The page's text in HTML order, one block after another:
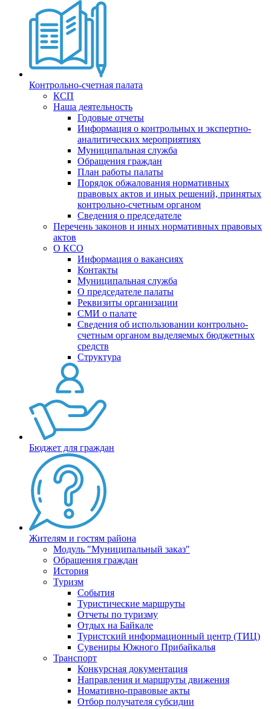
Контрольно-счетная палата
КСП
Наша деятельность
Годовые отчеты
Информация о контрольных и экспертно-
аналитических мероприятиях
Муниципальная служба
Обращения граждан
План работы палаты
Порядок обжалования нормативных
правовых актов и иных решений, принятых
контрольно-счетным органом
Сведения о председателе
Перечень законов и иных нормативных правовых
актов
О КСО
Информация о вакансиях
Контакты
Муниципальная служба
О председателе палаты
Реквизиты организации
СМИ о палате
Сведения об использовании контрольно-
счетным органом выделяемых бюджетных
средств
Структура
Бюджет для граждан
Жителям и гостям района
Модуль "Муниципальный заказ"
Обращения граждан
История
Туризм
События
Туристические маршруты
Отчеты по туризму
Отдых на Байкале
Туристский информационный центр (ТИЦ)
Сувениры Южного Прибайкалья
Транспорт
Конкурсная документация
Направления и маршруты движения
Номативно-правовые акты
Отбор получателя субсидии